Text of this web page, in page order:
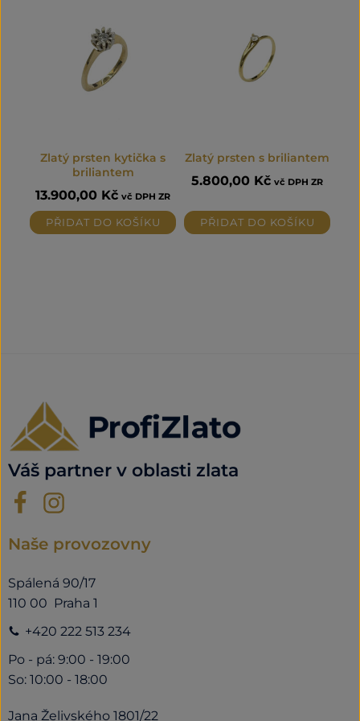
Zlatý prsten kytička s
briliantem
13.900,00 Kč vč DPH ZR
PŘIDAT DO KOŠÍKU
Zlatý prsten s briliantem
5.800,00 Kč vč DPH ZR
PŘIDAT DO KOŠÍKU
Váš partner v oblasti zlata
Naše provozovny
Spálená 90/17
110 00 Praha 1
+420 222 513 234
Po - pá: 9:00 - 19:00
So: 10:00 - 18:00
Jana Želivského 1801/22